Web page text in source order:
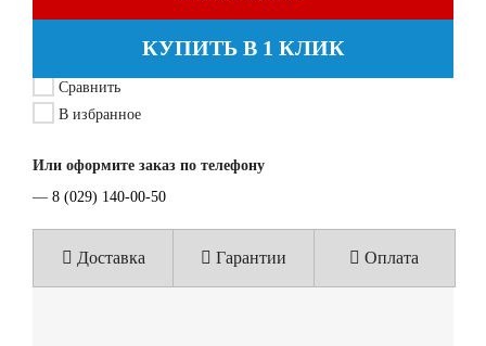
КУПИТЬ В 1 КЛИК
Сравнить
В избранное
Или оформите заказ по телефону
— 8 (029) 140-00-50
Доставка Гарантии Оплата